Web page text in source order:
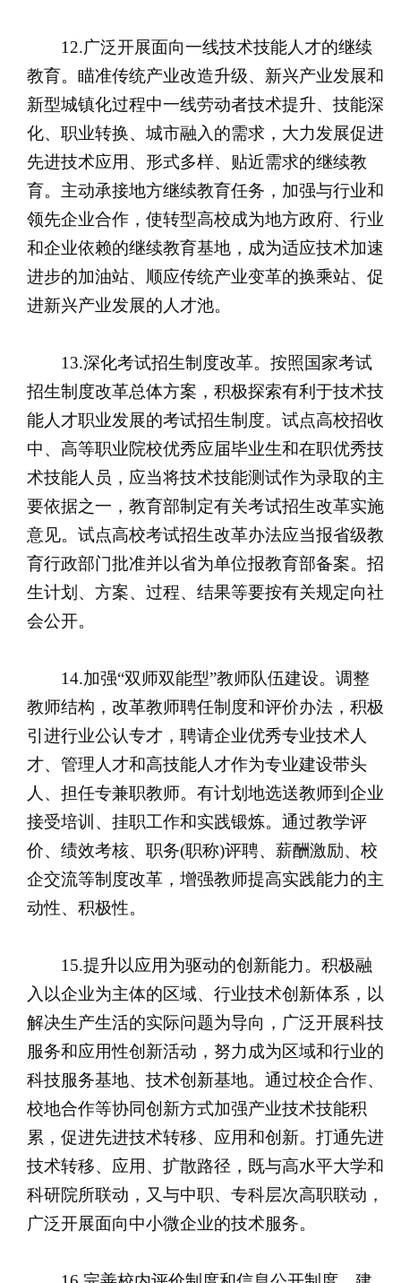
12.广泛开展面向一线技术技能人才的继续
教育。瞄准传统产业改造升级、新兴产业发展和
新型城镇化过程中一线劳动者技术提升、技能深
化、职业转换、城市融入的需求，大力发展促进
先进技术应用、形式多样、贴近需求的继续教
育。主动承接地方继续教育任务，加强与行业和
领先企业合作，使转型高校成为地方政府、行业
和企业依赖的继续教育基地，成为适应技术加速
进步的加油站、顺应传统产业变革的换乘站、促
进新兴产业发展的人才池。
13.深化考试招生制度改革。按照国家考试
招生制度改革总体方案，积极探索有利于技术技
能人才职业发展的考试招生制度。试点高校招收
中、高等职业院校优秀应届毕业生和在职优秀技
术技能人员，应当将技术技能测试作为录取的主
要依据之一，教育部制定有关考试招生改革实施
意见。试点高校考试招生改革办法应当报省级教
育行政部门批准并以省为单位报教育部备案。招
生计划、方案、过程、结果等要按有关规定向社
会公开。
14.加强“双师双能型”教师队伍建设。调整
教师结构，改革教师聘任制度和评价办法，积极
引进行业公认专才，聘请企业优秀专业技术人
才、管理人才和高技能人才作为专业建设带头
人、担任专兼职教师。有计划地选送教师到企业
接受培训、挂职工作和实践锻炼。通过教学评
价、绩效考核、职务(职称)评聘、薪酬激励、校
企交流等制度改革，增强教师提高实践能力的主
动性、积极性。
15.提升以应用为驱动的创新能力。积极融
入以企业为主体的区域、行业技术创新体系，以
解决生产生活的实际问题为导向，广泛开展科技
服务和应用性创新活动，努力成为区域和行业的
科技服务基地、技术创新基地。通过校企合作、
校地合作等协同创新方式加强产业技术技能积
累，促进先进技术转移、应用和创新。打通先进
技术转移、应用、扩散路径，既与高水平大学和
科研院所联动，又与中职、专科层次高职联动，
广泛开展面向中小微企业的技术服务。